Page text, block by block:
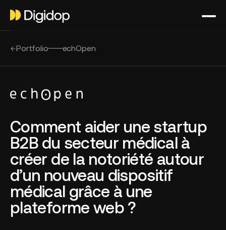
Portfolio echOpen
Comment aider une startup
B2B du secteur médical à
créer de la notoriété autour
d’un nouveau dispositif
médical grâce à une
plateforme web ?